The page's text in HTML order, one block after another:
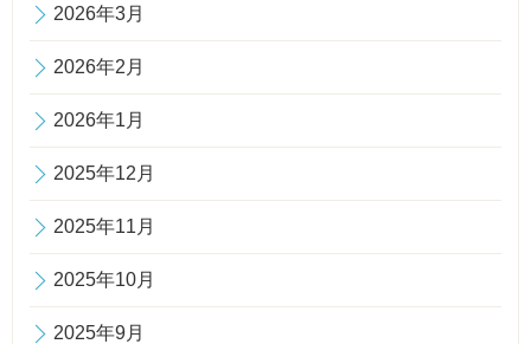
2026年3月
2026年2月
2026年1月
2025年12月
2025年11月
2025年10月
2025年9月